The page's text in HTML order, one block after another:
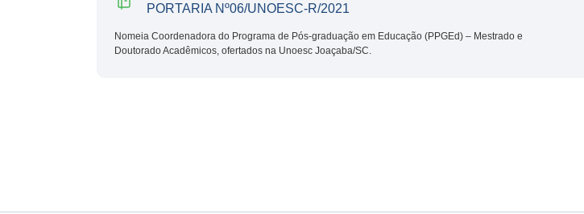
PORTARIA Nº06/UNOESC-R/2021
Nomeia Coordenadora do Programa de Pós-graduação em Educação (PPGEd) – Mestrado e
Doutorado Acadêmicos, ofertados na Unoesc Joaçaba/SC.